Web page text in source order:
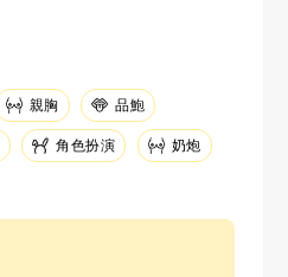
親胸 品鮑
角色扮演 奶炮